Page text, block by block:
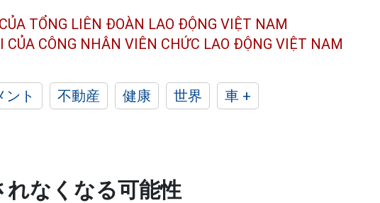
TỔNG LIÊN ĐOÀN LAO ĐỘNG VIỆT NAM
CỦA CÔNG NHÂN VIÊN CHỨC LAO ĐỘNG VIỆT NAM
ント 不動産 健康 世界
車 +
れなくなる可能性